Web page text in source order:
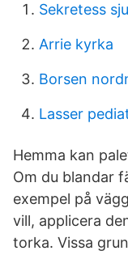
Sekretess
Arrie kyrka
Borsen
Lasser
Hemma kan
Om du blandar
exempel på
vill, applicera
torka. Vissa